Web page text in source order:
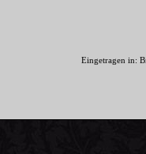
Eingetragen in: